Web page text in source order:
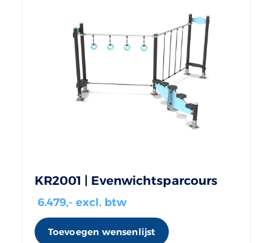
KR2001 | Evenwichtsparcours
6.479,- excl. btw
Toevoegen wensenlijst